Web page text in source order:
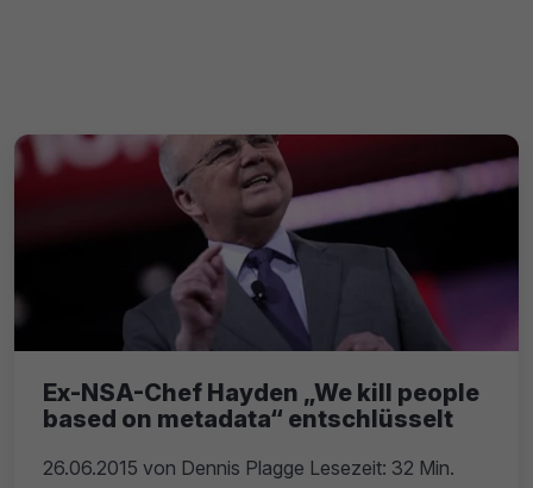
Ex-NSA-Chef Hayden „We kill people
based on metadata“ entschlüsselt
26.06.2015 von Dennis Plagge Lesezeit: 32 Min.